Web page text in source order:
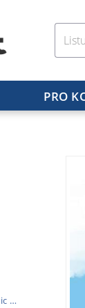
PRO
Fitmin horse Progastric 20kg